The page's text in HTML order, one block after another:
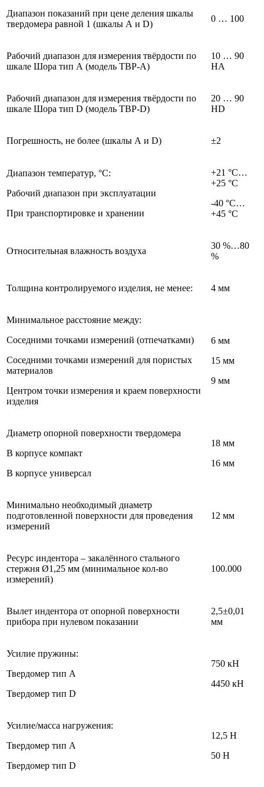
Диапазон показаний при цене деления шкалы
твердомера равной 1 (шкалы А и D)
0 … 100
Рабочий диапазон для измерения твёрдости по
шкале Шора тип А (модель ТВР-А)
10 … 90
HA
Рабочий диапазон для измерения твёрдости по
шкале Шора тип D (модель ТВР-D)
20 … 90
HD
Погрешность, не более (шкалы А и D) ±2
Диапазон температур, °С:
Рабочий диапазон при эксплуатации
При транспортировке и хранении
+21 °С…
+25 °С
-40 °С…
+45 °С
Относительная влажность воздуха
30 %…80
%
Толщина контролируемого изделия, не менее: 4 мм
Минимальное расстояние между:
Соседними точками измерений (отпечатками)
Соседними точками измерений для пористых
материалов
Центром точки измерения и краем поверхности
изделия
6 мм
15 мм
9 мм
Диаметр опорной поверхности твердомера
В корпусе компакт
В корпусе универсал
18 мм
16 мм
Минимально необходимый диаметр
подготовленной поверхности для проведения
измерений
12 мм
Ресурс индентора – закалённого стального
стержня Ø1,25 мм (минимальное кол-во
измерений)
100.000
Вылет индентора от опорной поверхности
прибора при нулевом показании
2,5±0,01
мм
Усилие пружины:
Твердомер тип А
Твердомер тип D
750 кН
4450 кН
Усилие/масса нагружения:
Твердомер тип А
Твердомер тип D
12,5 Н
50 Н